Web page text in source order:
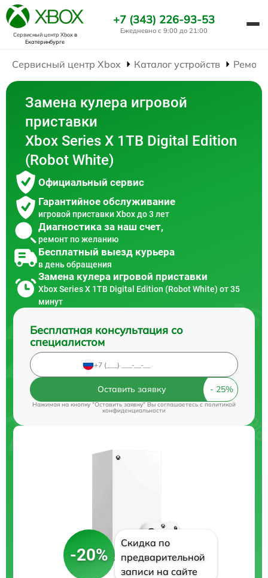
Сервисный центр Xboxв
Екатеринбурге
+7 (343) 226-93-53
Ежедневно с 9:00 до 21:00
Сервисный центр Xbox Каталог устройств
Замена кулера игровой
приставки
Xbox Series X 1TB Digital Edition
(Robot White)
Официальный сервис
Гарантийное обслуживание
игровой приставки Xbox до 3 лет
Диагностика за наш счет,
ремонт по желанию
Бесплатный выезд курьера
в день обращения
Замена кулера игровой приставки
Xbox Series X 1TB Digital Edition (Robot White) от 35
минут
Бесплатная консультация со
специалистом
Оставить заявку
Нажимая на кнопку "Оставить заявку" Вы соглашаетесь c политикой
конфиденциальности
-20%
Скидка по
предварительной
записи на сайте